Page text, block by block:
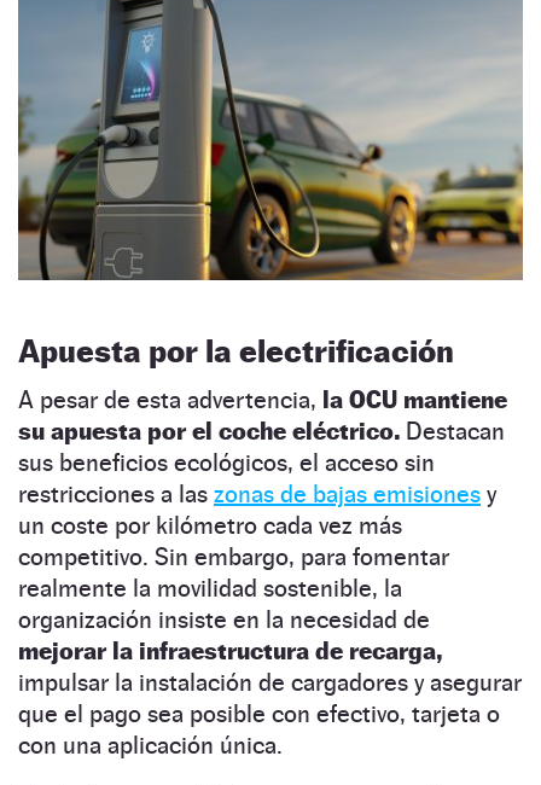
Apuesta por la electrificación
A pesar de esta advertencia, la OCU mantiene
su apuesta por el coche eléctrico. Destacan
sus beneficios ecológicos, el acceso sin
restricciones a las zonas de bajas emisiones y
un coste por kilómetro cada vez más
competitivo. Sin embargo, para fomentar
realmente la movilidad sostenible, la
organización insiste en la necesidad de
mejorar la infraestructura de recarga,
impulsar la instalación de cargadores y asegurar
que el pago sea posible con efectivo, tarjeta o
con una aplicación única.